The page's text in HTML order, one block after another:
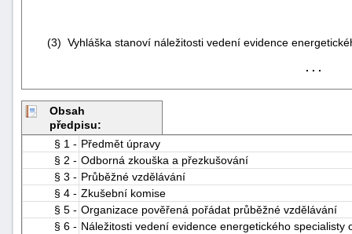
(3) Vyhláška stanoví náležitosti vedení evidence
. . .
Obsah
předpisu:
§ 1 - Předmět úpravy
§ 2 - Odborná zkouška a přezkušování
§ 3 - Průběžné vzdělávání
§ 4 - Zkušební komise
§ 5 - Organizace pověřená pořádat průběžné vzdělávání
§ 6 - Náležitosti vedení evidence energetického specialisty